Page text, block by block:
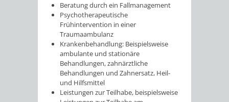
Beratung durch ein Fallmanagement
Psychotherapeutische
Frühintervention in einer
Traumaambulanz
Krankenbehandlung: Beispielsweise
ambulante und stationäre
Behandlungen, zahnärztliche
Behandlungen und Zahnersatz, Heil-
und Hilfsmittel
Leistungen zur Teilhabe, beispielsweise